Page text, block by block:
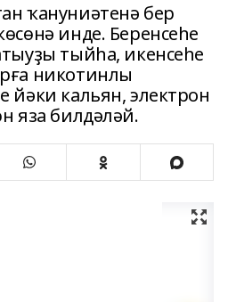
ҡануниәтенә бер
инде. Беренсеһе
тыйһа, икенсеһе
никотинлы
йәки кальян, электрон
яза билдәләй.